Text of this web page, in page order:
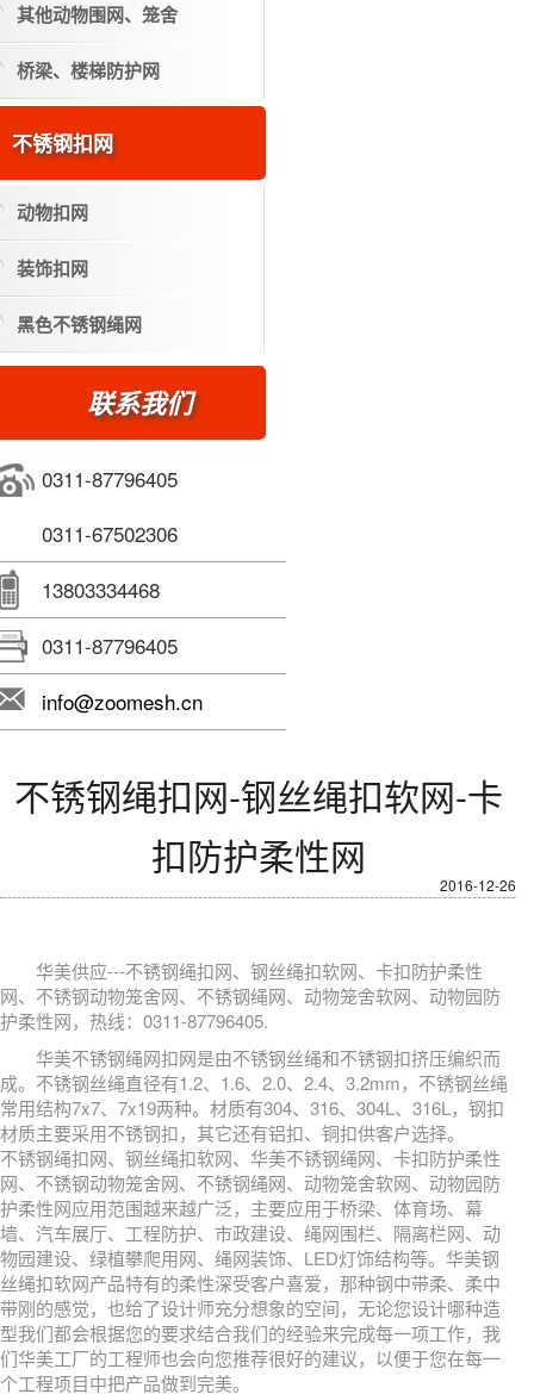
其他动物围网、笼舍
桥梁、楼梯防护网
不锈钢扣网
动物扣网
装饰扣网
黑色不锈钢绳网
联系我们
0311-87796405
0311-67502306
13803334468
0311-87796405
info@zoomesh.cn
不锈钢绳扣网-钢丝绳扣软网-卡
扣防护柔性网
2016-12-26
华美供应---不锈钢绳扣网、钢丝绳扣软网、卡扣防护柔性
网、不锈钢动物笼舍网、不锈钢绳网、动物笼舍软网、动物园防
护柔性网，热线：0311-87796405.
华美不锈钢绳网扣网是由不锈钢丝绳和不锈钢扣挤压编织而
成。不锈钢丝绳直径有1.2、1.6、2.0、2.4、3.2mm，不锈钢丝绳
常用结构7x7、7x19两种。材质有304、316、304L、316L，钢扣
材质主要采用不锈钢扣，其它还有铝扣、铜扣供客户选择。
不锈钢绳扣网、钢丝绳扣软网、华美不锈钢绳网、卡扣防护柔性
网、不锈钢动物笼舍网、不锈钢绳网、动物笼舍软网、动物园防
护柔性网应用范围越来越广泛，主要应用于桥梁、体育场、幕
墙、汽车展厅、工程防护、市政建设、绳网围栏、隔离栏网、动
物园建设、绿植攀爬用网、绳网装饰、LED灯饰结构等。华美钢
丝绳扣软网产品特有的柔性深受客户喜爱，那种钢中带柔、柔中
带刚的感觉，也给了设计师充分想象的空间，无论您设计哪种造
型我们都会根据您的要求结合我们的经验来完成每一项工作，我
们华美工厂的工程师也会向您推荐很好的建议，以便于您在每一
个工程项目中把产品做到完美。